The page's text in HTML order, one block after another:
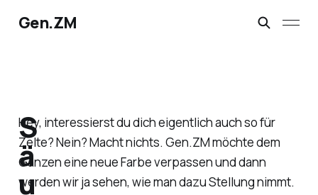
Gen.ZM
Hey, interessierst du dich eigentlich auch so für
Zelte? Nein? Macht nichts. Gen.ZM möchte dem
Ganzen eine neue Farbe verpassen und dann
werden wir ja sehen, wie man dazu Stellung nimmt.
S
ä
u